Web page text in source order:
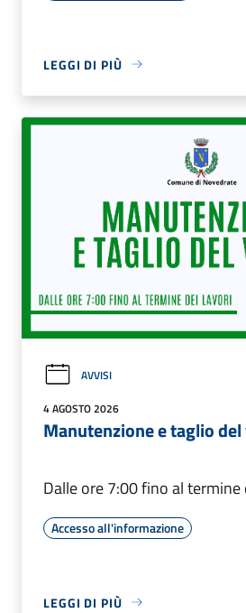
LEGGI DI PIÙ
AVVISI
4 AGOSTO 2026
Manutenzione e taglio
Dalle ore 7:00 fino al termine
Accesso all'informazione
LEGGI DI PIÙ